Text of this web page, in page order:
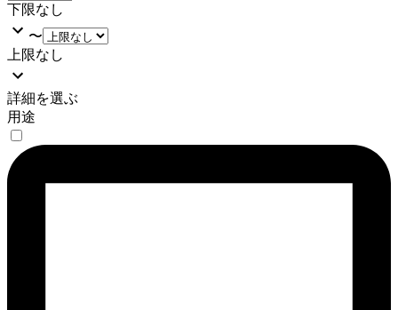
下限なし
〜
上限なし
詳細を選ぶ
用途